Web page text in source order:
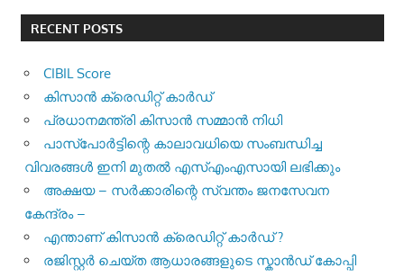
RECENT POSTS
CIBIL Score
കിസാന്‍ ക്രെ‍ഡിറ്റ് കാര്‍ഡ്
പ്രധാനമന്ത്രി കിസാന്‍ സമ്മാന്‍ നിധി
പാസ്‌പോര്‍ട്ടിന്റെ കാലാവധിയെ സംബന്ധിച്ച
വിവരങ്ങള്‍ ഇനി മുതല്‍ എസ്എംഎസായി ലഭിക്കും
അക്ഷയ – സർക്കാരിന്റെ സ്വന്തം ജനസേവന
കേന്ദ്രം –
എന്താണ് കിസാൻ ക്രെഡിറ്റ് കാർഡ് ?
രജിസ്റ്റര്‍ ചെയ്ത ആധാരങ്ങളുടെ സ്കാന്‍ഡ് കോപ്പി